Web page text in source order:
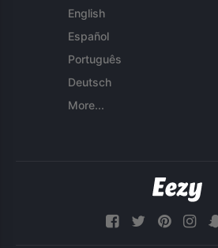
English
Español
Português
Deutsch
More...